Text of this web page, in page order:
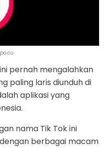
pernah mengalahkan
paling laris diunduh di
aplikasi yang
nama Tik Tok ini
berbagai macam